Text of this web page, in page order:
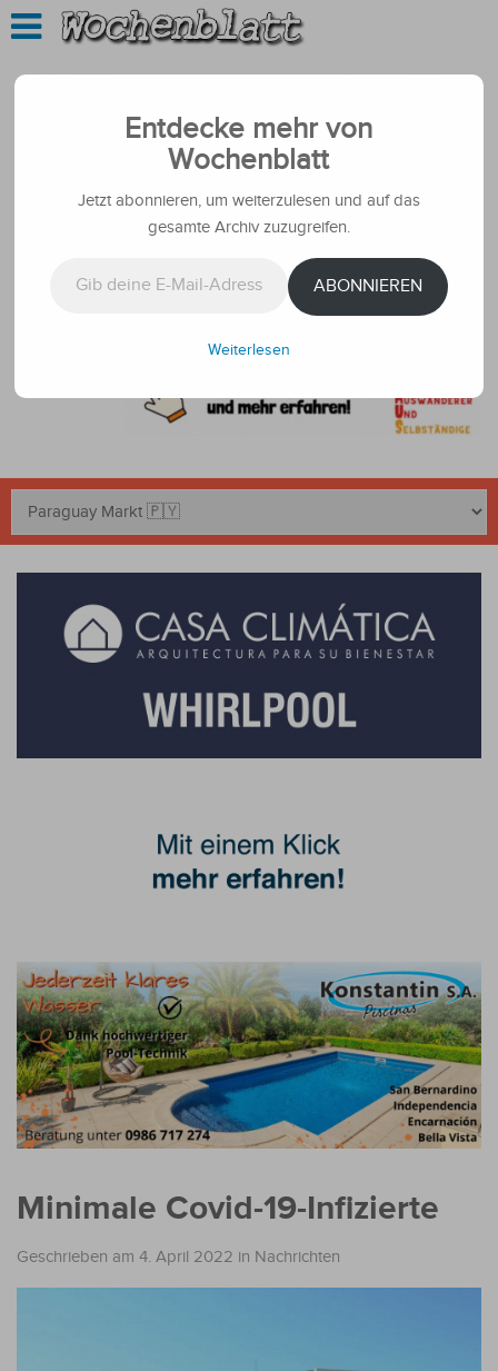
Minimale Covid-19-Infizierte
Geschrieben am 4. April 2022 in Nachrichten
Entdecke mehr von
Wochenblatt
Jetzt abonnieren, um weiterzulesen und auf das
gesamte Archiv zuzugreifen.
ABONNIEREN
Weiterlesen